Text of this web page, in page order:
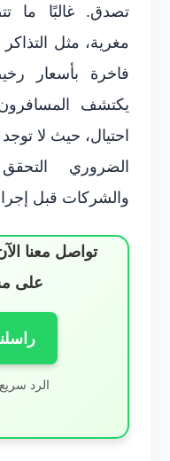
تصدق. غالبًا ما
مغرية، مثل
فاخرة بأسعار
يكتشف
احتيال، حيث لا
الضروري
والشركات قبل
تواصل معنا
على
الرد